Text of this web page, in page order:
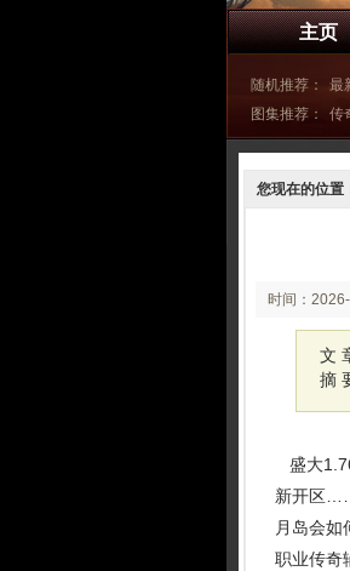
主页
随机推荐： 最
图集推荐：
传
您现在的位置
时间：
02:05
文
摘
盛大
新开区
月岛会
职业传奇